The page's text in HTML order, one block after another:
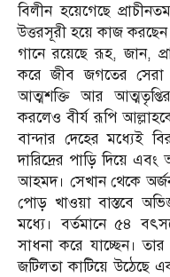
বিলীন হয়েগেছে
উত্তরসূরী হয়ে কাজ
গানে রয়েছে রূহ, জান,
করে জীব জগতের সেরা
আত্মশক্তি আর
করলেও বীর্য রূপি
বান্দার দেহের মধ্যেই
দারিদ্রের পাড়ি দিয়ে
আহমদ। সেখান থেকে
পোড় খাওয়া বাস্তবে
মধ্যে। বর্তমানে ৫৪
সাধনা করে যাচ্ছেন।
জটিলতা কাটিয়ে উঠেছে